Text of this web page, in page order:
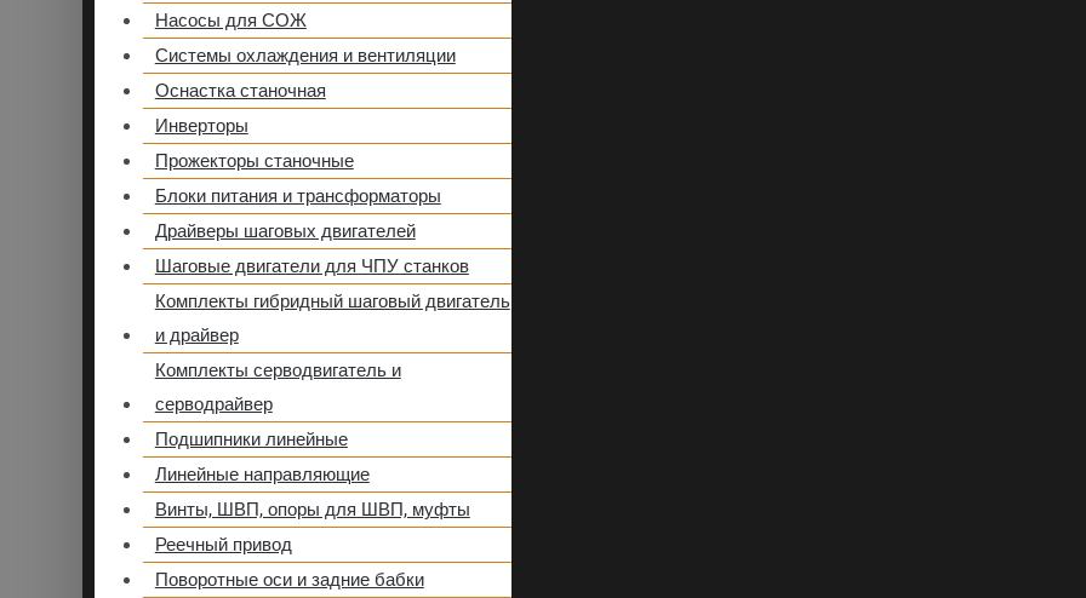
Насосы для СОЖ
Системы охлаждения и вентиляции
Оснастка станочная
Инверторы
Прожекторы станочные
Блоки питания и трансформаторы
Драйверы шаговых двигателей
Шаговые двигатели для ЧПУ станков
Комплекты гибридный шаговый двигатель
и драйвер
Комплекты серводвигатель и
серводрайвер
Подшипники линейные
Линейные направляющие
Винты, ШВП, опоры для ШВП, муфты
Реечный привод
Поворотные оси и задние бабки